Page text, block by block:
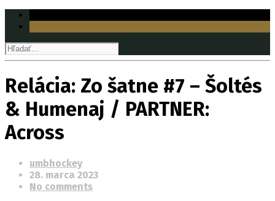
Relácia: Zo šatne #7 – Šoltés
& Humenaj / PARTNER:
Across
umbhockey
28. marca 2023
No comments